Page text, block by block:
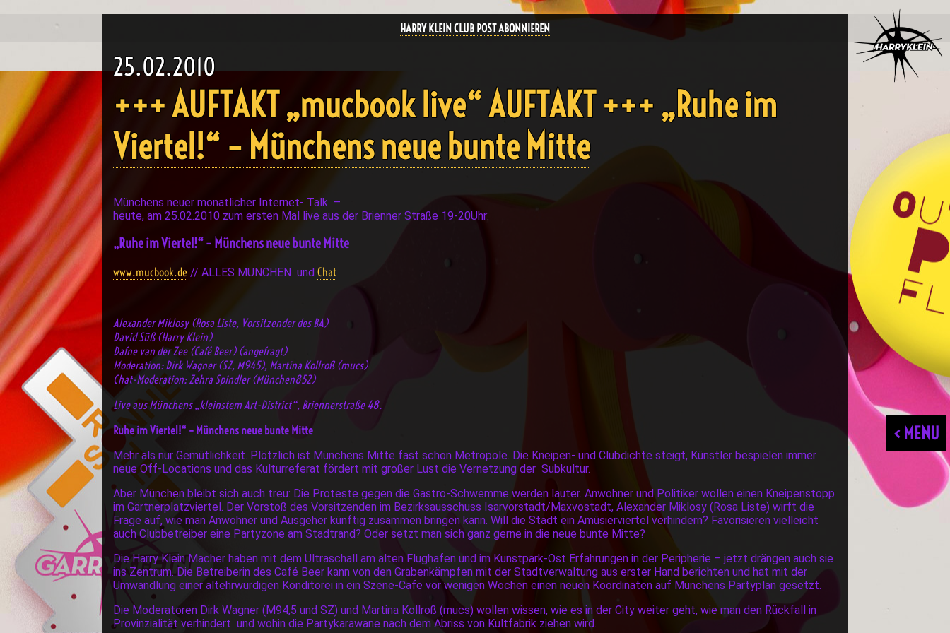
HARRY KLEIN CLUB POST ABONNIEREN
< MENU
25.02.2010
+++ AUFTAKT „mucbook live“ AUFTAKT +++ „Ruhe im
Viertel!“ – Münchens neue bunte Mitte
Münchens neuer monatlicher Internet- Talk –
heute, am 25.02.2010 zum ersten Mal live aus der Brienner Straße 19-20Uhr:
„Ruhe im Viertel!“ – Münchens neue bunte Mitte
www.mucbook.de // ALLES MÜNCHEN und Chat
Alexander Miklosy (Rosa Liste, Vorsitzender des BA)
David Süß (Harry Klein)
Dafne van der Zee (Café Beer) (angefragt)
Moderation: Dirk Wagner (SZ, M945), Martina Kollroß (mucs)
Chat-Moderation: Zehra Spindler (München852)
Live aus Münchens „kleinstem Art-District“, Briennerstraße 48.
Ruhe im Viertel!“ – Münchens neue bunte Mitte
Mehr als nur Gemütlichkeit. Plötzlich ist Münchens Mitte fast schon Metropole. Die Kneipen- und Clubdichte steigt, Künstler bespielen immer
neue Off-Locations und das Kulturreferat fördert mit großer Lust die Vernetzung der Subkultur.
Aber München bleibt sich auch treu: Die Proteste gegen die Gastro-Schwemme werden lauter. Anwohner und Politiker wollen einen Kneipenstopp
im Gärtnerplatzviertel. Der Vorstoß des Vorsitzenden im Bezirksausschuss Isarvorstadt/Maxvostadt, Alexander Miklosy (Rosa Liste) wirft die
Frage auf, wie man Anwohner und Ausgeher künftig zusammen bringen kann. Will die Stadt ein Amüsierviertel verhindern? Favorisieren vielleicht
auch Clubbetreiber eine Partyzone am Stadtrand? Oder setzt man sich ganz gerne in die neue bunte Mitte?
Die Harry Klein Macher haben mit dem Ultraschall am alten Flughafen und im Kunstpark-Ost Erfahrungen in der Peripherie – jetzt drängen auch sie
ins Zentrum. Die Betreiberin des Café Beer kann von den Grabenkämpfen mit der Stadtverwaltung aus erster Hand berichten und hat mit der
Umwandlung einer altehrwürdigen Konditorei in ein Szene-Cafe vor wenigen Wochen einen neuen Koordinaten auf Münchens Partyplan gesetzt.
Die Moderatoren Dirk Wagner (M94,5 und SZ) und Martina Kollroß (mucs) wollen wissen, wie es in der City weiter geht, wie man den Rückfall in
Provinzialität verhindert und wohin die Partykarawane nach dem Abriss von Kultfabrik ziehen wird.